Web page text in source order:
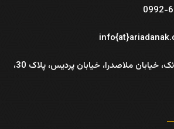
تهران، میدان ونک، خیابان ملاصدرا، خیابان پردیس، پلاک 30،